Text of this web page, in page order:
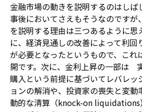
金融市場の動きを説明するのはしば
事後においてさえもそうなのですが
を説明する理由は三つあるように思
に、経済見通しの改善によって利回
が必要となったというもので、これ
開です。次に、金利上昇の一部は
購入という前提に基づいてレバレッ
ョンの解消や、投資家の喪失と変動
動的な清算（knock-on liquidations